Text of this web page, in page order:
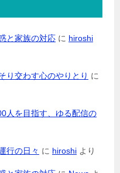
と家族の対応 に hiroshi
り交わす心のやりとり に
人を目指す、ゆる配信の
行の日々 に hiroshi より